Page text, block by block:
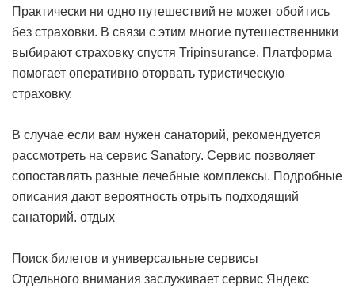
Практически ни одно путешествий не может обойтись
без страховки. В связи с этим многие путешественники
выбирают страховку спустя Tripinsurance. Платформа
помогает оперативно оторвать туристическую
страховку.
В случае если вам нужен санаторий, рекомендуется
рассмотреть на сервис Sanatory. Сервис позволяет
сопоставлять разные лечебные комплексы. Подробные
описания дают вероятность отрыть подходящий
санаторий. отдых
Поиск билетов и универсальные сервисы
Отдельного внимания заслуживает сервис Яндекс